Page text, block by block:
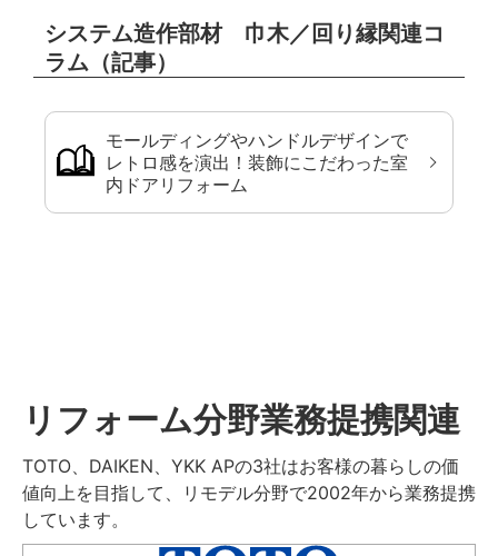
システム造作部材 巾木／回り縁関連コ
ラム（記事）
モールディングやハンドルデザインで
レトロ感を演出！装飾にこだわった室
内ドアリフォーム
リフォーム分野業務提携関連
TOTO、DAIKEN、YKK APの3社はお客様の暮らしの価
値向上を目指して、リモデル分野で2002年から業務提携
しています。